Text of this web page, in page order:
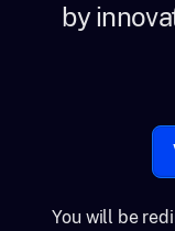
by
You will be